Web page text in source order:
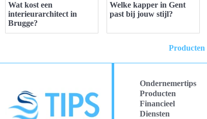
Wat kost een
interieurarchitect in
Brugge?
Welke kapper in Gent
past bij jouw stijl?
Producten
Ondernemertips
Producten
Financieel
Diensten